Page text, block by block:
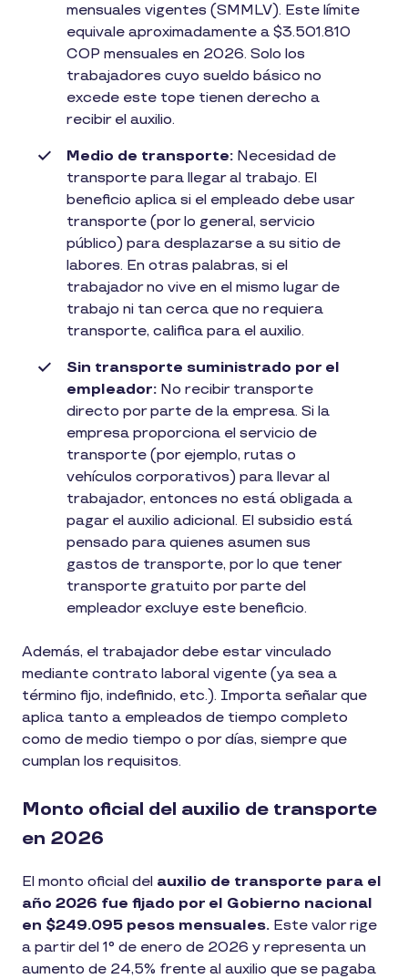
mensuales vigentes (SMMLV). Este límite
equivale aproximadamente a $3.501.810
COP mensuales en 2026. Solo los
trabajadores cuyo sueldo básico no
excede este tope tienen derecho a
recibir el auxilio.
Medio de transporte: Necesidad de
transporte para llegar al trabajo. El
beneficio aplica si el empleado debe usar
transporte (por lo general, servicio
público) para desplazarse a su sitio de
labores. En otras palabras, si el
trabajador no vive en el mismo lugar de
trabajo ni tan cerca que no requiera
transporte, califica para el auxilio.
Sin transporte suministrado por el
empleador: No recibir transporte
directo por parte de la empresa. Si la
empresa proporciona el servicio de
transporte (por ejemplo, rutas o
vehículos corporativos) para llevar al
trabajador, entonces no está obligada a
pagar el auxilio adicional. El subsidio está
pensado para quienes asumen sus
gastos de transporte, por lo que tener
transporte gratuito por parte del
empleador excluye este beneficio.
Además, el trabajador debe estar vinculado
mediante contrato laboral vigente (ya sea a
término fijo, indefinido, etc.). Importa señalar que
aplica tanto a empleados de tiempo completo
como de medio tiempo o por días, siempre que
cumplan los requisitos.
Monto oficial del auxilio de transporte
en 2026
El monto oficial del auxilio de transporte para el
año 2026 fue fijado por el Gobierno nacional
en $249.095 pesos mensuales. Este valor rige
a partir del 1° de enero de 2026 y representa un
aumento de 24,5% frente al auxilio que se pagaba